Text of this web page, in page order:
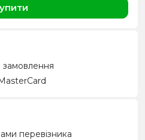
замовлення
перевізника